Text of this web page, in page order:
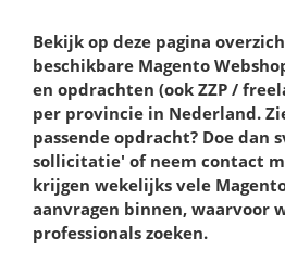
formulier
Bekijk op deze pagina
beschikbare Magento
en opdrachten (ook ZZP /
per provincie in Nederland.
passende opdracht? Doe dan
sollicitatie' of neem contact
krijgen wekelijks vele
aanvragen binnen, waarvoor
professionals zoeken.